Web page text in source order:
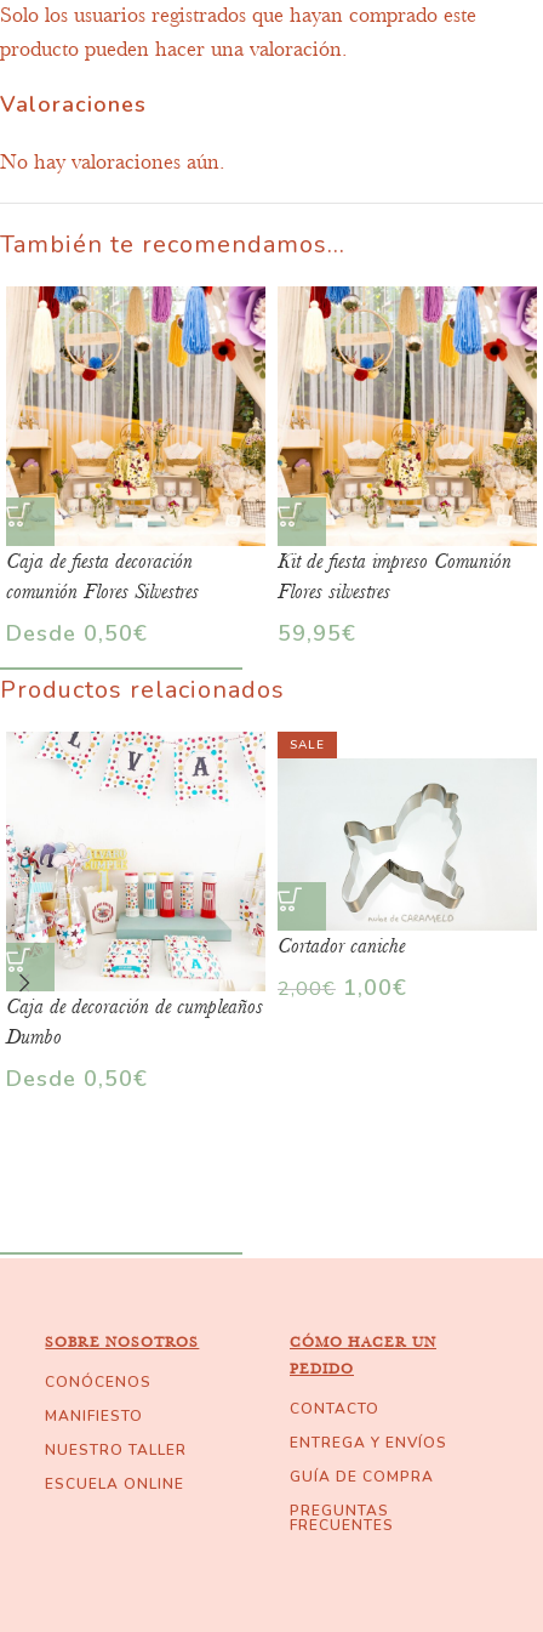
Valoraciones
No hay valoraciones aún.
Solo los usuarios registrados que hayan comprado este
producto pueden hacer una valoración.
También te recomendamos…
Caja de fiesta decoración
comunión Flores Silvestres
Desde 0,50€
Kit de fiesta impreso Comunión
Flores silvestres
59,95€
Productos relacionados
Caja de decoración de cumpleaños
Dumbo
Desde 0,50€
SALE
Cortador caniche
2,00€ 1,00€
SOBRE NOSOTROS
CONÓCENOS
MANIFIESTO
NUESTRO TALLER
ESCUELA ONLINE
CÓMO HACER UN
PEDIDO
CONTACTO
ENTREGA Y ENVÍOS
GUÍA DE COMPRA
PREGUNTAS
FRECUENTES